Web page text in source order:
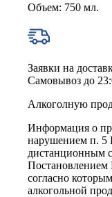
Объем: 750 мл.
Заявки на
Самовывоз до
Алкоголную
Информация о
нарушением п. 5
дистанционным
Постановлением
согласно
алкогольной